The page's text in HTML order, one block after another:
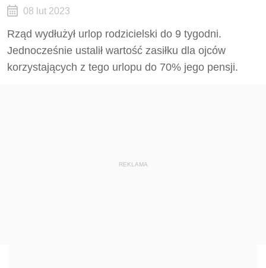
08 lut 2023
Rząd wydłużył urlop rodzicielski do 9 tygodni.
Jednocześnie ustalił wartość zasiłku dla ojców
korzystających z tego urlopu do 70% jego pensji.
REKLAMA